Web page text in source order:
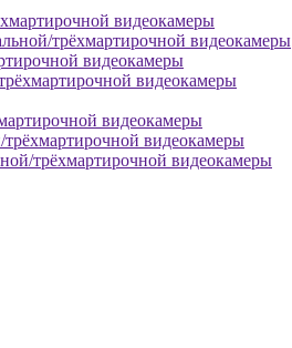
видеокамеры
трёхмартирочной видеокамеры
видеокамеры
видеокамеры
видеокамеры
видеокамеры
трёхмартирочной видеокамеры